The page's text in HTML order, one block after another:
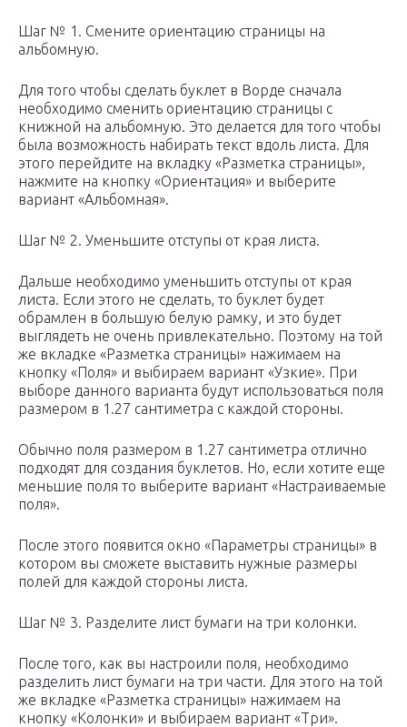
Шаг № 1. Смените ориентацию страницы на
альбомную.
Для того чтобы сделать буклет в Ворде сначала
необходимо сменить ориентацию страницы с
книжной на альбомную. Это делается для того чтобы
была возможность набирать текст вдоль листа. Для
этого перейдите на вкладку «Разметка страницы»,
нажмите на кнопку «Ориентация» и выберите
вариант «Альбомная».
Шаг № 2. Уменьшите отступы от края листа.
Дальше необходимо уменьшить отступы от края
листа. Если этого не сделать, то буклет будет
обрамлен в большую белую рамку, и это будет
выглядеть не очень привлекательно. Поэтому на той
же вкладке «Разметка страницы» нажимаем на
кнопку «Поля» и выбираем вариант «Узкие». При
выборе данного варианта будут использоваться поля
размером в 1.27 сантиметра с каждой стороны.
Обычно поля размером в 1.27 сантиметра отлично
подходят для создания буклетов. Но, если хотите еще
меньшие поля то выберите вариант «Настраиваемые
поля».
После этого появится окно «Параметры страницы» в
котором вы сможете выставить нужные размеры
полей для каждой стороны листа.
Шаг № 3. Разделите лист бумаги на три колонки.
После того, как вы настроили поля, необходимо
разделить лист бумаги на три части. Для этого на той
же вкладке «Разметка страницы» нажимаем на
кнопку «Колонки» и выбираем вариант «Три».